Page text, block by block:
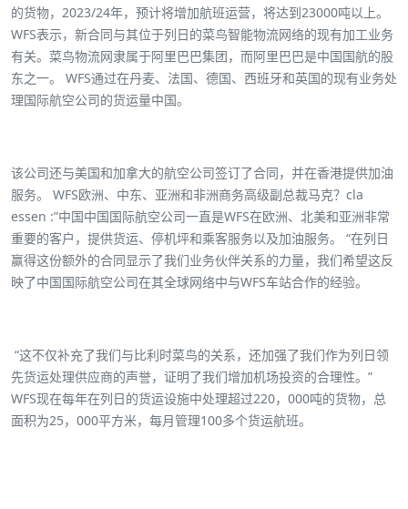
的货物，2023/24年，预计将增加航班运营，将达到23000吨以上。
WFS表示，新合同与其位于列日的菜鸟智能物流网络的现有加工业务
有关。菜鸟物流网隶属于阿里巴巴集团，而阿里巴巴是中国国航的股
东之一。 WFS通过在丹麦、法国、德国、西班牙和英国的现有业务处
理国际航空公司的货运量中国。
该公司还与美国和加拿大的航空公司签订了合同，并在香港提供加油
服务。 WFS欧洲、中东、亚洲和非洲商务高级副总裁马克？cla
essen :”中国中国国际航空公司一直是WFS在欧洲、北美和亚洲非常
重要的客户，提供货运、停机坪和乘客服务以及加油服务。 “在列日
赢得这份额外的合同显示了我们业务伙伴关系的力量，我们希望这反
映了中国国际航空公司在其全球网络中与WFS车站合作的经验。
“这不仅补充了我们与比利时菜鸟的关系，还加强了我们作为列日领
先货运处理供应商的声誉，证明了我们增加机场投资的合理性。”
WFS现在每年在列日的货运设施中处理超过220，000吨的货物，总
面积为25，000平方米，每月管理100多个货运航班。